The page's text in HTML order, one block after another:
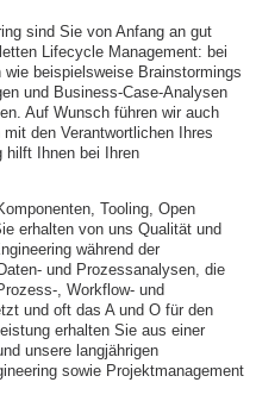
sind Sie von Anfang an gut
Lifecycle Management: bei
beispielsweise Brainstormings
und Business-Case-Analysen
Auf Wunsch führen wir auch
den Verantwortlichen Ihres
hilft Ihnen bei Ihren
Tooling, Open
erhalten von uns Qualität und
während der
und Prozessanalysen, die
, Workflow- und
und oft das A und O für den
erhalten Sie aus einer
unsere langjährigen
sowie Projektmanagement